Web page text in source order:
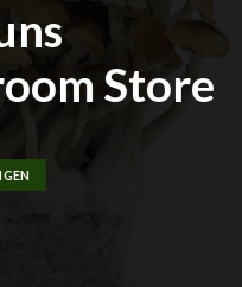
Store